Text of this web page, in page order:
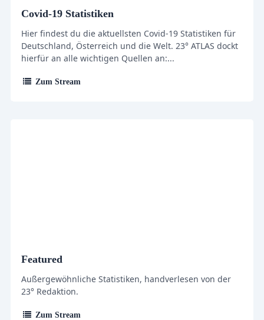
Covid-19 Statistiken
Hier findest du die aktuellsten Covid-19 Statistiken für
Deutschland, Österreich und die Welt. 23° ATLAS dockt
hierfür an alle wichtigen Quellen an:...
Zum Stream
Featured
Außergewöhnliche Statistiken, handverlesen von der
23° Redaktion.
Zum Stream